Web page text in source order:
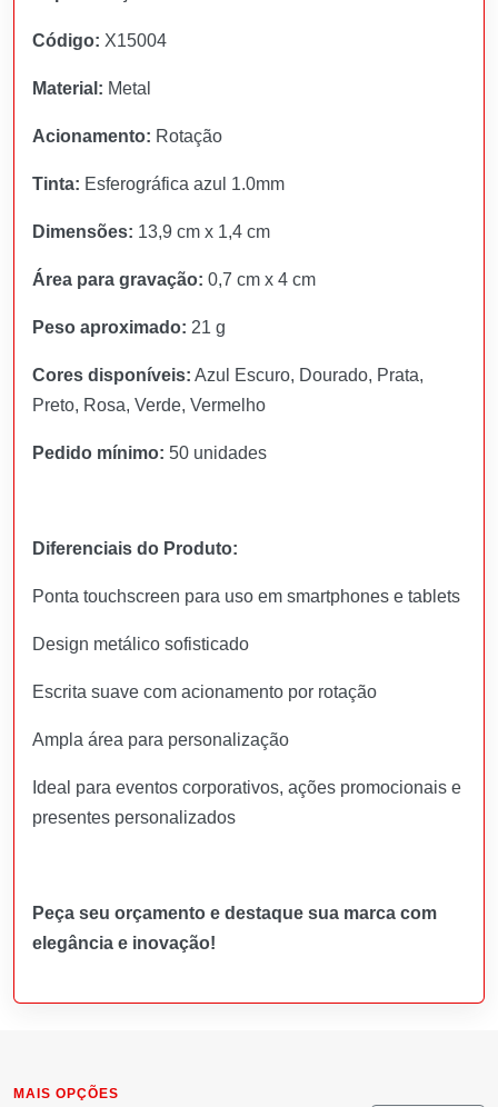
Código: X15004
Material: Metal
Acionamento: Rotação
Tinta: Esferográfica azul 1.0mm
Dimensões: 13,9 cm x 1,4 cm
Área para gravação: 0,7 cm x 4 cm
Peso aproximado: 21 g
Cores disponíveis: Azul Escuro, Dourado, Prata,
Preto, Rosa, Verde, Vermelho
Pedido mínimo: 50 unidades
Diferenciais do Produto:
Ponta touchscreen para uso em smartphones e tablets
Design metálico sofisticado
Escrita suave com acionamento por rotação
Ampla área para personalização
Ideal para eventos corporativos, ações promocionais e
presentes personalizados
Peça seu orçamento e destaque sua marca com
elegância e inovação!
MAIS OPÇÕES